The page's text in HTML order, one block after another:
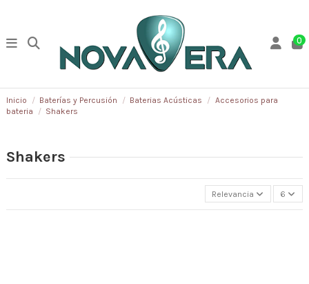
0
Inicio Baterías y Percusión Baterias Acústicas
Accesorios para
bateria
Shakers
Shakers
Relevancia 6